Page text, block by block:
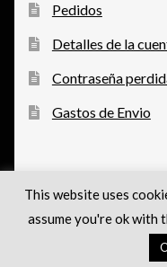
Pedidos
Detalles de la
Contraseña
Gastos de Envio
© tarreglolabici 2026
This website uses
assume you're ok with